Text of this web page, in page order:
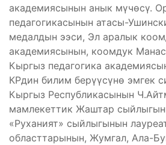
академиясынын анык мүчөсү.
педагогикасынын атасы-
медалдын ээси, Эл аралык
академиясынын, коомдук
Кыргыз педагогика
КРдин билим берүүсүнө эмгек
Кыргыз Республикасынын
мамлекеттик Жаштар
«Руханият» сыйлыгынын
областтарынын, Жумгал, Ала-